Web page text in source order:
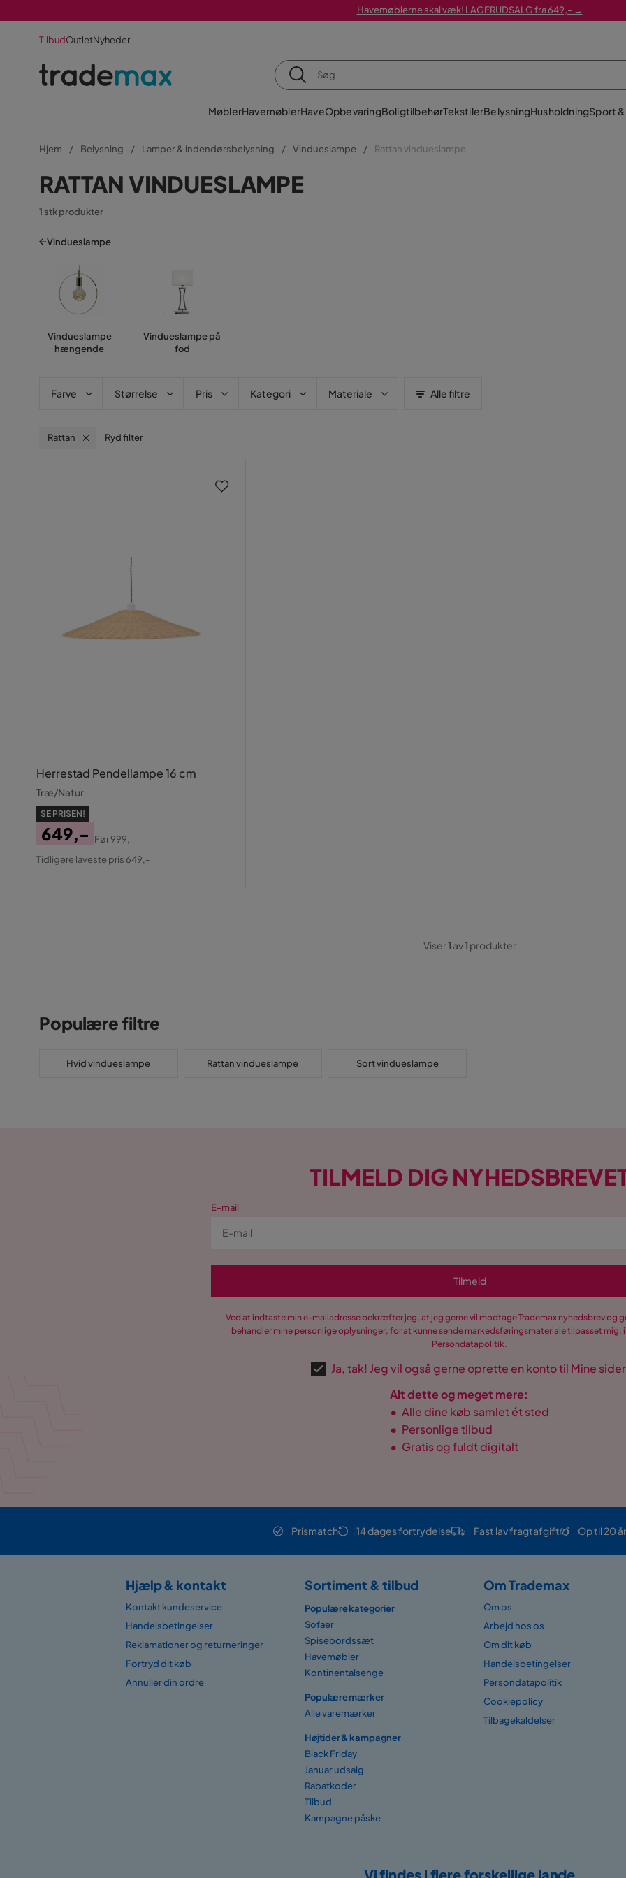
Havemøblerne skal væk! LAGERUDSALG fra 649,- →
TilbudOutletNyheder
MøblerHavemøblerHaveOpbevaringBoligtilbehørTekstilerBelysningHusholdningSport
Hjem Belysning Lamper & indendørsbelysning Vindueslampe Rattan vindueslampe
RATTAN VINDUESLAMPE
1 stk produkter
Vindueslampe
Vindueslampe
hængende
Vindueslampe på
fod
Farve Størrelse Pris Kategori Materiale Alle filtre
Rattan Ryd filter
Herrestad Pendellampe 16 cm
Træ/Natur
SE PRISEN!
Pris
649,-
Original
Før999,-
Tidligere laveste pris 649,-
Viser1 av1 produkter
Populære filtre
Hvid vindueslampe Rattan vindueslampe Sort vindueslampe
TILMELD DIG
E-mail
Tilmeld
Ved at indtaste min e-mailadresse bekræfter jeg, at jeg gerne vil modtage Trademax nyhedsbrev og
behandler mine personlige oplysninger, for at kunne sende markedsføringsmateriale tilpasset mig,
Persondatapolitik.
Ja, tak! Jeg vil også gerne oprette en konto til Mine
Alt dette og meget mere:
• Alle dine køb samlet ét sted
• Personlige tilbud
• Gratis og fuldt digitalt
Prismatch 14 dages fortrydelse Fast lav fragtafgift Op til 20
Hjælp & kontakt
Kontakt kundeservice
Handelsbetingelser
Reklamationer og returneringer
Fortryd dit køb
Annuller din ordre
Sortiment & tilbud
Populære kategorier
Sofaer
Spisebordssæt
Havemøbler
Kontinentalsenge
Populære mærker
Alle varemærker
Højtider & kampagner
Black Friday
Januar udsalg
Rabatkoder
Tilbud
Kampagne påske
Om Trademax
Om os
Arbejd hos os
Om dit køb
Handelsbetingelser
Persondatapolitik
Cookiepolicy
Tilbagekaldelser
Vi findes i flere forskellige lande